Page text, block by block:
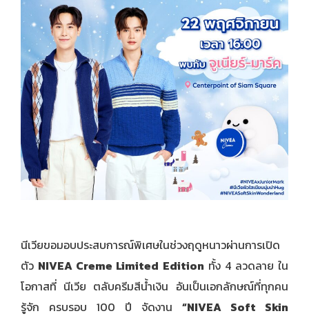
นีเวียขอมอบประสบการณ์พิเศษในช่วงฤดูหนาวผ่านการเปิด
ตัว NIVEA Creme Limited Edition ทั้ง 4 ลวดลาย ใน
โอกาสที่ นีเวีย ตลับครีมสีน้ำเงิน อันเป็นเอกลักษณ์ที่ทุกคน
รู้จัก ครบรอบ 100 ปี จัดงาน “NIVEA Soft Skin